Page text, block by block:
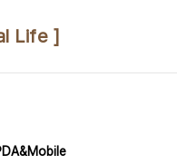
Life ]